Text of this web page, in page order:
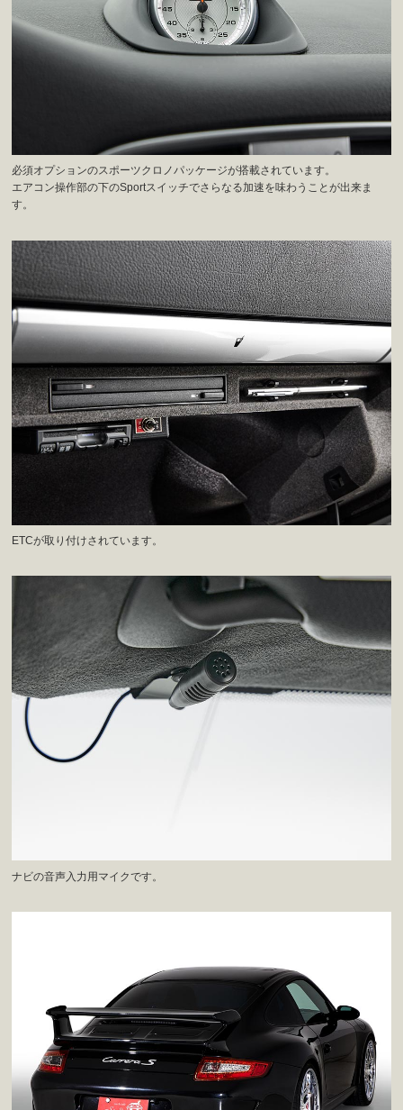
必須オプションのスポーツクロノパッケージが搭載されています。
エアコン操作部の下のSportスイッチでさらなる加速を味わうことが出来ま
す。
ETCが取り付けされています。
ナビの音声入力用マイクです。